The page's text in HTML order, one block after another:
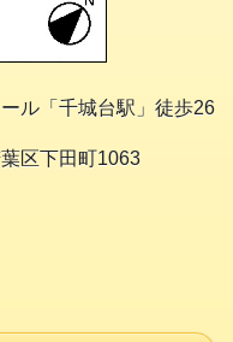
「千城台駅」徒歩26
区下田町1063